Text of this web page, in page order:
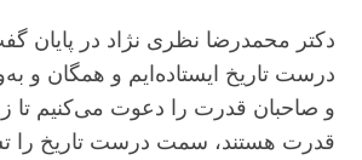
دکتر محمدرضا نظری نژاد در پایان
درست تاریخ ایستاده‌ایم و همگان و
و صاحبان قدرت را دعوت می‌کنیم تا
قدرت هستند، سمت درست تاریخ را